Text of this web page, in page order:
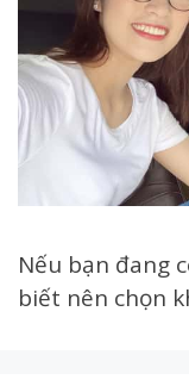
Nếu bạn đang
biết nên chọn